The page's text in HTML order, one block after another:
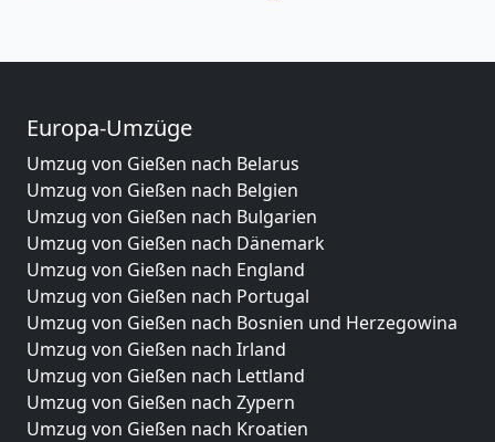
Europa-Umzüge
Umzug von Gießen nach Belarus
Umzug von Gießen nach Belgien
Umzug von Gießen nach Bulgarien
Umzug von Gießen nach Dänemark
Umzug von Gießen nach England
Umzug von Gießen nach Portugal
Umzug von Gießen nach Bosnien und Herzegowina
Umzug von Gießen nach Irland
Umzug von Gießen nach Lettland
Umzug von Gießen nach Zypern
Umzug von Gießen nach Kroatien